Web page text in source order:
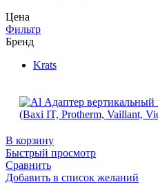
Цена
Фильтр
Бренд
Krats
В корзину
Быстрый просмотр
Сравнить
Добавить в список желаний